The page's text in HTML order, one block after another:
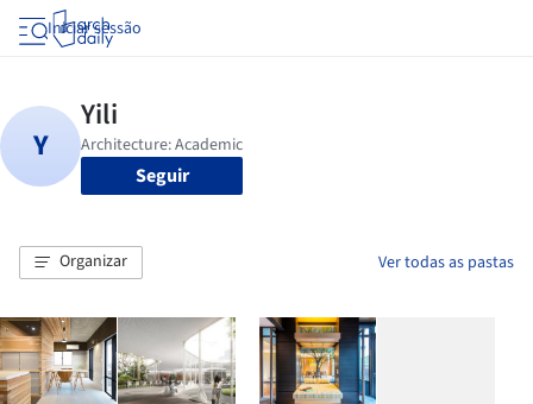
Iniciar sessão
Seguir
Organizar Ver todas as pastas